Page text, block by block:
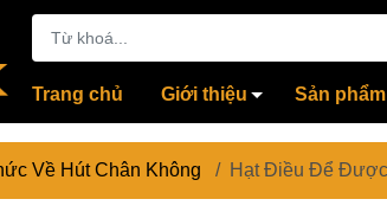
Trang chủ Giới thiệu Sản phẩm
Về Hút Chân Không / Hạt Điều Để Được